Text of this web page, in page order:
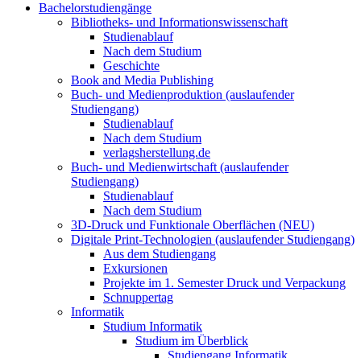
Bachelorstudiengänge
Bibliotheks- und Informationswissenschaft
Studienablauf
Nach dem Studium
Geschichte
Book and Media Publishing
Buch- und Medienproduktion (auslaufender
Studiengang)
Studienablauf
Nach dem Studium
verlagsherstellung.de
Buch- und Medienwirtschaft (auslaufender
Studiengang)
Studienablauf
Nach dem Studium
3D-Druck und Funktionale Oberflächen (NEU)
Digitale Print-Technologien (auslaufender Studiengang)
Aus dem Studiengang
Exkursionen
Projekte im 1. Semester Druck und Verpackung
Schnuppertag
Informatik
Studium Informatik
Studium im Überblick